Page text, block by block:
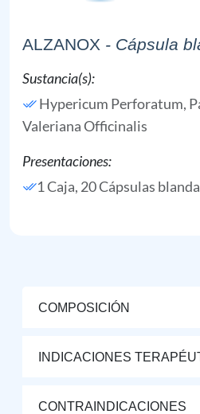
ALZANOX - Cápsula
Sustancia(s):
Hypericum Perforatum,
Valeriana Officinalis
Presentaciones:
1 Caja, 20 Cápsulas
COMPOSICIÓN
INDICACIONES
CONTRAINDICACIONES